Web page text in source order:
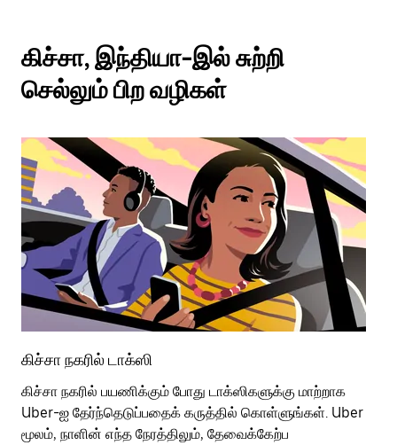
கிச்சா, இந்தியா-இல் சுற்றி
செல்லும் பிற வழிகள்
கிச்சா நகரில் டாக்ஸி
கிச்சா நகரில் பயணிக்கும் போது டாக்ஸிகளுக்கு மாற்றாக
Uber-ஐ தேர்ந்தெடுப்பதைக் கருத்தில் கொள்ளுங்கள். Uber
மூலம், நாளின் எந்த நேரத்திலும், தேவைக்கேற்ப